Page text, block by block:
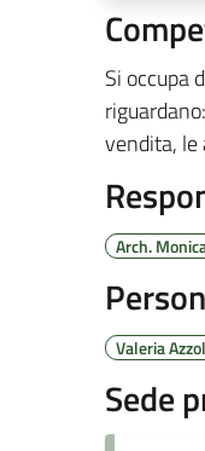
Si occupa
vendita, le
Arch.
Valeria
Sede